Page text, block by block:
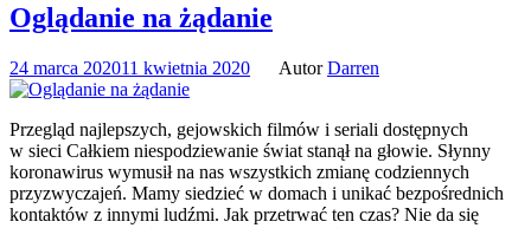
Oglądanie na żądanie
24 marca 202011 kwietnia 2020 AutorDarren
Przegląd najlepszych, gejowskich filmów i seriali dostępnych
w sieci Całkiem niespodziewanie świat stanął na głowie. Słynny
koronawirus wymusił na nas wszystkich zmianę codziennych
przyzwyczajeń. Mamy siedzieć w domach i unikać bezpośrednich
kontaktów z innymi ludźmi. Jak przetrwać ten czas? Nie da się